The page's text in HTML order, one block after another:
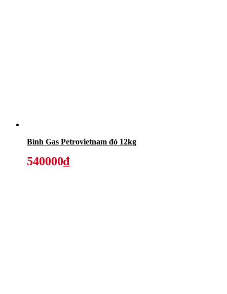
Bình Gas Petrovietnam đỏ 12kg
540000₫